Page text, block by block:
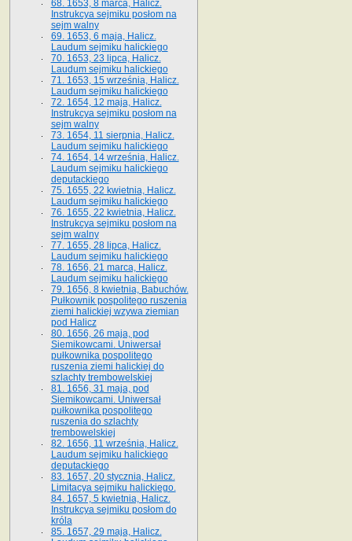
68. 1653, 8 marca, Halicz.
Instrukcya sejmiku posłom na
sejm walny
69. 1653, 6 maja, Halicz.
Laudum sejmiku halickiego
70. 1653, 23 lipca, Halicz.
Laudum sejmiku halickiego
71. 1653, 15 września, Halicz.
Laudum sejmiku halickiego
72. 1654, 12 maja, Halicz.
Instrukcya sejmiku posłom na
sejm walny
73. 1654, 11 sierpnia, Halicz.
Laudum sejmiku halickiego
74. 1654, 14 września, Halicz.
Laudum sejmiku halickiego
deputackiego
75. 1655, 22 kwietnia, Halicz.
Laudum sejmiku halickiego
76. 1655, 22 kwietnia, Halicz.
Instrukcya sejmiku posłom na
sejm walny
77. 1655, 28 lipca, Halicz.
Laudum sejmiku halickiego
78. 1656, 21 marca, Halicz.
Laudum sejmiku halickiego
79. 1656, 8 kwietnia, Babuchów.
Pułkownik pospolitego ruszenia
ziemi halickiej wzywa ziemian
pod Halicz
80. 1656, 26 maja, pod
Siemikowcami. Uniwersał
pułkownika pospolitego
ruszenia ziemi halickiej do
szlachty trembowelskiej
81. 1656, 31 maja, pod
Siemikowcami. Uniwersał
pułkownika pospolitego
ruszenia do szlachty
trembowelskiej
82. 1656, 11 września, Halicz.
Laudum sejmiku halickiego
deputackiego
83. 1657, 20 stycznia, Halicz.
Limitacya sejmiku halickiego.
84. 1657, 5 kwietnia, Halicz.
Instrukcya sejmiku posłom do
króla
85. 1657, 29 maja, Halicz.